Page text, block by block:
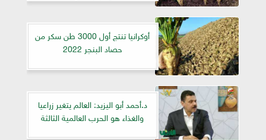
أوكرانيا تنتج أول 3000 طن سكر من
حصاد البنجر 2022
د.أحمد أبو اليزيد: العالم يتغير زراعيا
والغذاء هو الحرب العالمية الثالثة